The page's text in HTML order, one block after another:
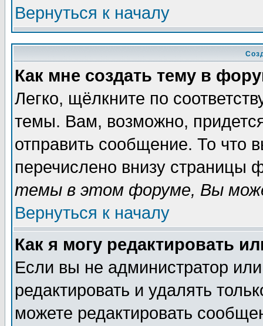
Вернуться к началу
Как мне создать тему в
Легко, щёлкните по
темы. Вам, возможно,
отправить сообщение. То что
перечислено внизу страницы
темы в этом форуме, Вы
Вернуться к началу
Как я могу редактировать
Если вы не администратор
редактировать и удалять
можете редактировать